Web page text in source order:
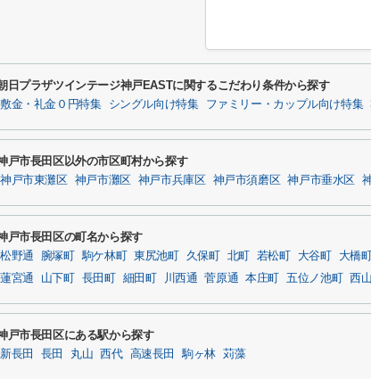
日プラザツインテージ神戸EASTに関するこだわり条件から探す
敷金・礼金０円特集 シングル向け特集 ファミリー・カップル向け特集
戸市長田区以外の市区町村から探す
神戸市東灘区 神戸市灘区 神戸市兵庫区 神戸市須磨区 神戸市垂水区
戸市長田区の町名から探す
松野通 腕塚町 駒ケ林町 東尻池町 久保町 北町 若松町 大谷町 大橋町
蓮宮通
山下町 長田町 細田町 川西通 菅原通 本庄町 五位ノ池町 西山
戸市長田区にある駅から探す
新長田 長田 丸山 西代 高速長田 駒ヶ林 苅藻